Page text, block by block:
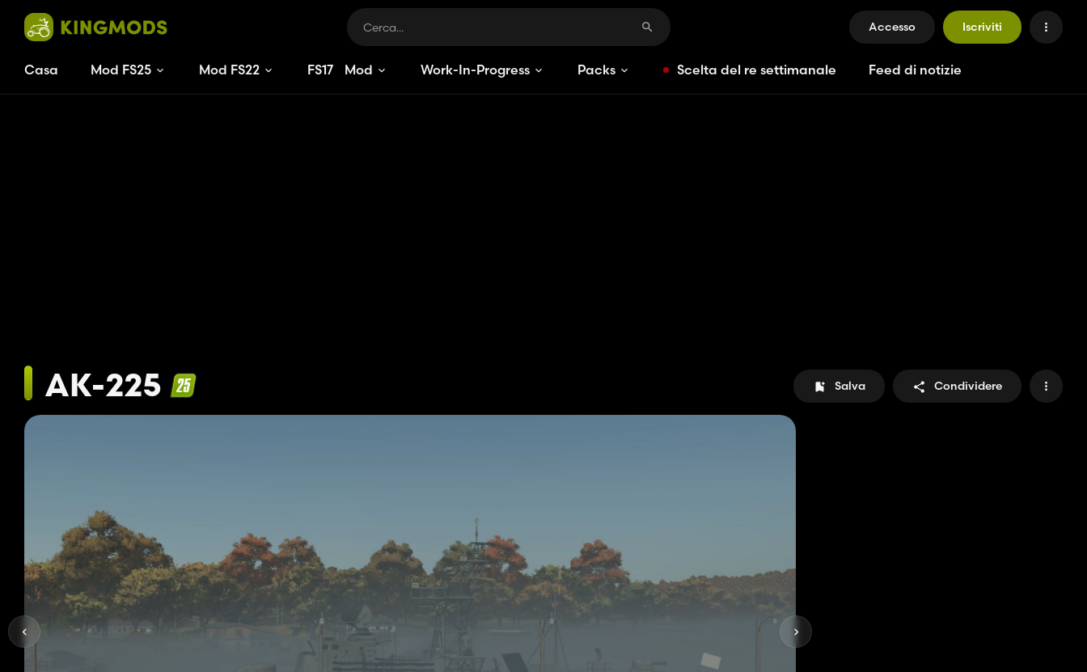
Accesso Iscriviti
Casa Mod FS25 Mod FS22 FS17 Mod Work-In-Progress Packs Scelta del re settimanale Feed di notizie
AK-225 Salva Condividere